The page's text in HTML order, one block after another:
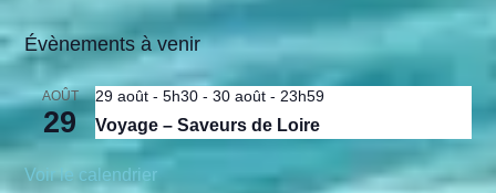
Évènements à venir
AOÛT
29
29 août - 5h30 -30 août - 23h59
Voyage – Saveurs de Loire
Voir le calendrier